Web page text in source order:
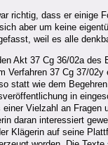
richtig, dass er einige
aber um keine
weil es alle
Akt 37 Cg 36/02a des
Verfahren 37 Cg 37/
statt wie dem
in
Vielzahl an
daran interessiert
Klägerin auf seine